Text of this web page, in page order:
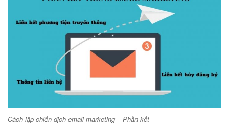
Cách lập chiến dịch email marketing – Phần kết